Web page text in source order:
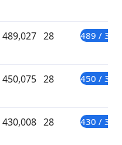
489,027 28 489 /
450,075 28 450 /
430,008 28 430 /